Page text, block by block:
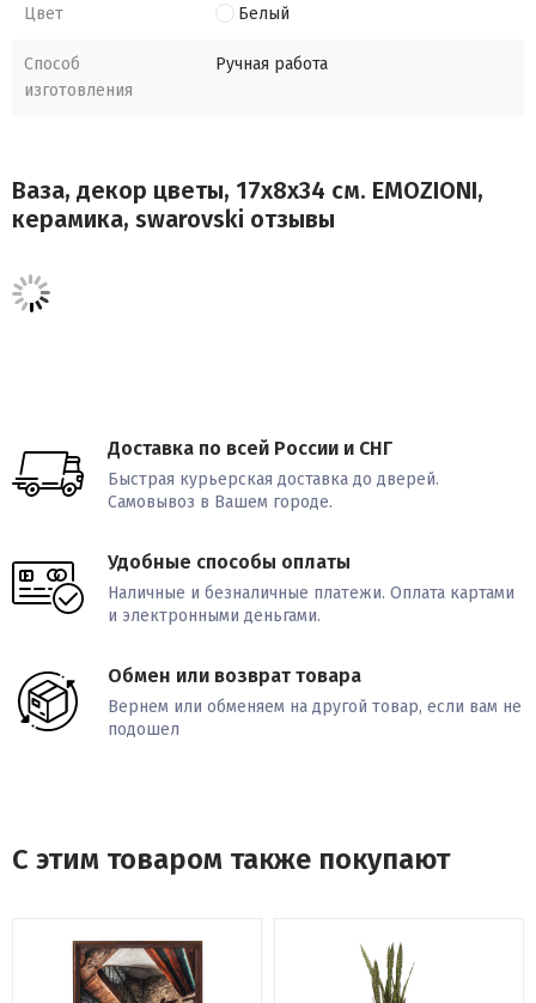
Цвет Белый
Способ
изготовления
Ручная работа
Ваза, декор цветы, 17x8x34 см. EMOZIONI,
керамика, swarovski отзывы
Доставка по всей России и СНГ
Быстрая курьерская доставка до дверей.
Самовывоз в Вашем городе.
Удобные способы оплаты
Наличные и безналичные платежи. Оплата картами
и электронными деньгами.
Обмен или возврат товара
Вернем или обменяем на другой товар, если вам не
подошел
С этим товаром также покупают